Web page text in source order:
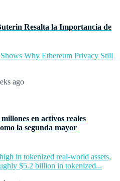
Resalta la Importancia de
Why Ethereum Privacy Still
ago
en activos reales
la segunda mayor
in tokenized real-world assets,
$5.2 billion in tokenized...